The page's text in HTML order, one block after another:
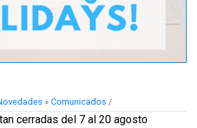
» Comunicados /
cerradas del 7 al 20 agosto